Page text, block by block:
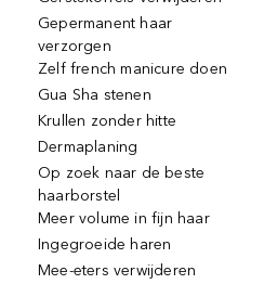
Gepermanent haar
verzorgen
Zelf french manicure doen
Gua Sha stenen
Krullen zonder hitte
Dermaplaning
Op zoek naar de beste
haarborstel
Meer volume in fijn haar
Ingegroeide haren
Mee-eters verwijderen